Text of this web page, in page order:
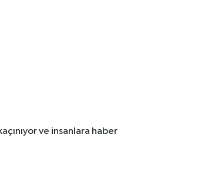
ve insanlara haber